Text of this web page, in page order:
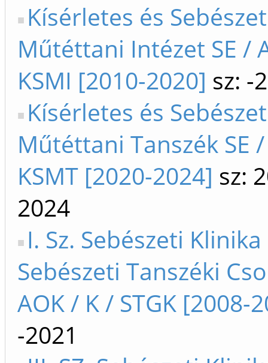
Kísérletes és
Műtéttani Intézet SE /
KSMI [2010-2020] sz: -
Kísérletes és
Műtéttani Tanszék SE
KSMT [2020-2024] sz:
2024
I. Sz. Sebészeti Klinika
Sebészeti Tanszéki
AOK / K / STGK [2008-
-2021